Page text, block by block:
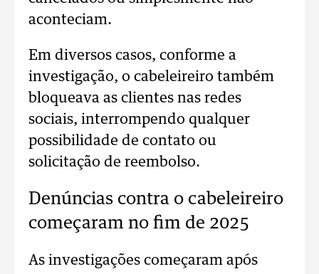
aconteciam.
Em diversos casos, conforme a
investigação, o cabeleireiro também
bloqueava as clientes nas redes
sociais, interrompendo qualquer
possibilidade de contato ou
solicitação de reembolso.
Denúncias contra o cabeleireiro
começaram no fim de 2025
As investigações começaram após